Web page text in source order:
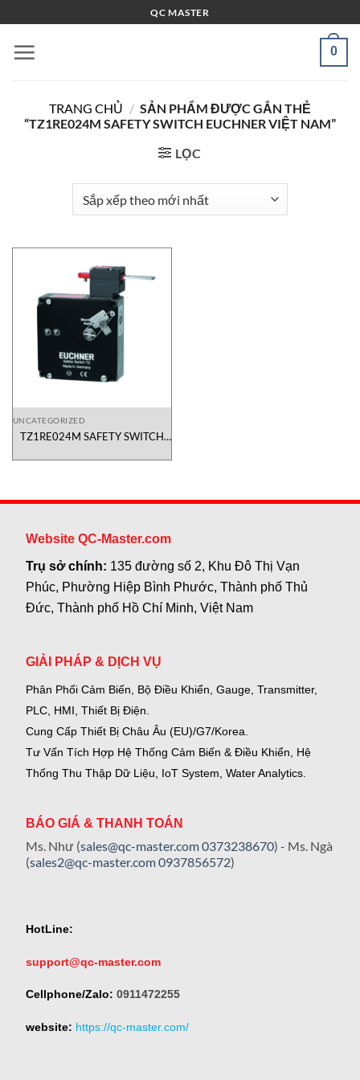
qua
nội
QC MASTER
0
TRANG CHỦ / SẢN PHẨM ĐƯỢC GẮN THẺ
“TZ1RE024M SAFETY SWITCH EUCHNER VIỆT NAM”
LỌC
UNCATEGORIZED
TZ1RE024M SAFETY SWITCH
Website QC-Master.com
Trụ sở chính: 135 đường số 2, Khu Đô Thị Vạn
Phúc, Phường Hiệp Bình Phước, Thành phố Thủ
Đức, Thành phố Hồ Chí Minh, Việt Nam
GIẢI PHÁP & DỊCH VỤ
Phân Phối Cảm Biến, Bộ Điều Khiển, Gauge, Transmitter,
PLC, HMI, Thiết Bị Điện.
Cung Cấp Thiết Bị Châu Âu (EU)/G7/Korea.
Tư Vấn Tích Hợp Hệ Thống Cảm Biến & Điều Khiển, Hệ
Thống Thu Thập Dữ Liệu, IoT System, Water Analytics.
BÁO GIÁ & THANH TOÁN
Ms. Như (sales@qc-master.com0373238670) - Ms. Ngà
(sales2@qc-master.com0937856572)
HotLine:
support@qc-master.com
Cellphone/Zalo: 0911472255
website: https://qc-master.com/